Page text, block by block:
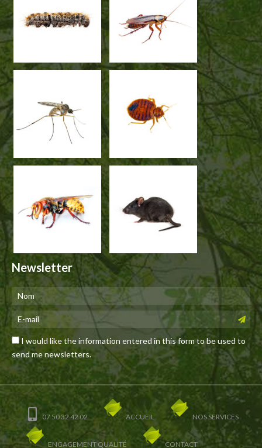
Newsletter
I would like the information entered in this form to be used to
send me newsletters.
07 50 32 42 02 ACCUEIL NOS SERVICES
ENGAGEMENT QUALITÉ CONTACT